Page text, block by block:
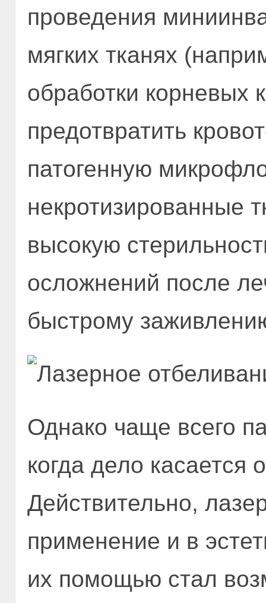
проведения
мягких тканях
обработки корневых
предотвратить
патогенную
некротизированные
высокую
осложнений после
быстрому
Однако чаще всего
когда дело касается
Действительно,
применение и в
их помощью стал